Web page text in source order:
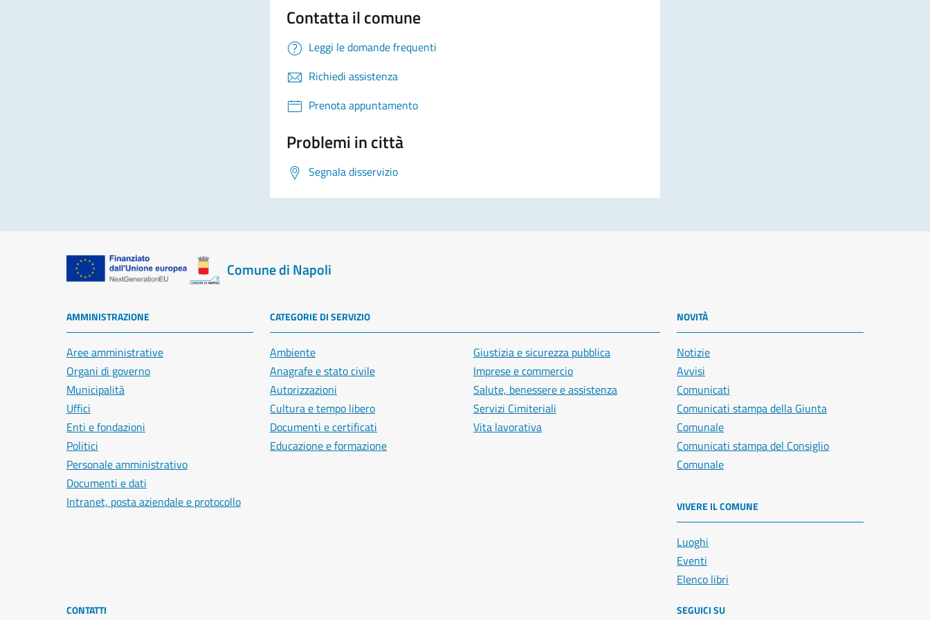
Contatta il comune
Leggi le domande frequenti
Richiedi assistenza
Prenota appuntamento
Problemi in città
Segnala disservizio
Comune di Napoli
AMMINISTRAZIONE
Aree amministrative
Organi di governo
Municipalità
Uffici
Enti e fondazioni
Politici
Personale amministrativo
Documenti e dati
Intranet, posta aziendale e protocollo
CATEGORIE DI SERVIZIO
Ambiente
Anagrafe e stato civile
Autorizzazioni
Cultura e tempo libero
Documenti e certificati
Educazione e formazione
Giustizia e sicurezza pubblica
Imprese e commercio
Salute, benessere e assistenza
Servizi Cimiteriali
Vita lavorativa
NOVITÀ
Notizie
Avvisi
Comunicati
Comunicati stampa della Giunta
Comunale
Comunicati stampa del Consiglio
Comunale
VIVERE IL COMUNE
Luoghi
Eventi
Elenco libri
CONTATTI SEGUICI SU